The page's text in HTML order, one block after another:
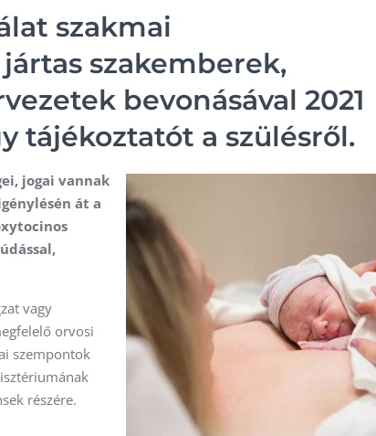
szakmai
szakemberek,
bevonásával 2021
tájékoztatót a szülésről.
jogai vannak
át a
vagy
orvosi
szempontok
részére.